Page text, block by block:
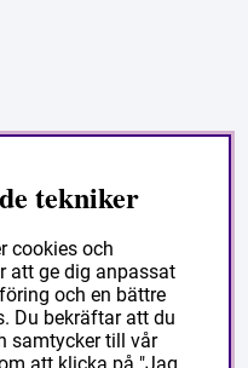
tekniker
cookies och
att ge dig anpassat
och en bättre
Du bekräftar att du
samtycker till vår